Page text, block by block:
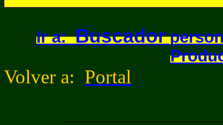
Ir a: Buscador
Volver a: Portal